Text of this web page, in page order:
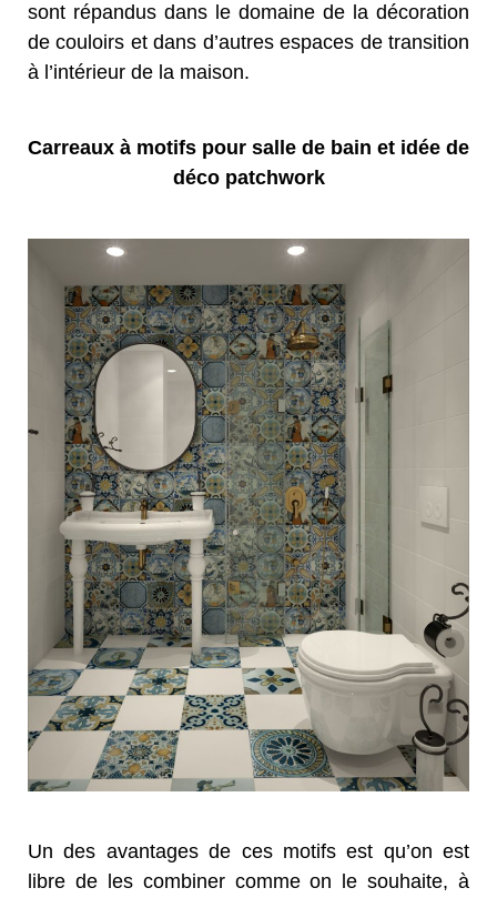
sont répandus dans le domaine de la décoration
de couloirs et dans d’autres espaces de transition
à l’intérieur de la maison.
Carreaux à motifs pour salle de bain et idée de
déco patchwork
Un des avantages de ces motifs est qu’on est
libre de les combiner comme on le souhaite, à